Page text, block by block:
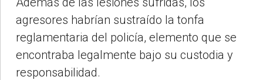
agresores habrían sustraído la tonfa
reglamentaria del policía, elemento que se
encontraba legalmente bajo su custodia y
responsabilidad.